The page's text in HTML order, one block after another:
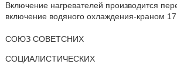
Включение нагревателей производится
включение водяного охлаждения-краном
СОЮЗ СОВЕТСНИХ
СОЦИАЛИСТИЧЕСКИХ